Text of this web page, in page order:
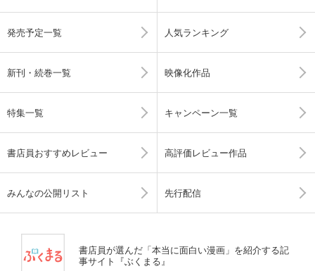
発売予定一覧 人気ランキング
新刊・続巻一覧 映像化作品
特集一覧 キャンペーン一覧
書店員おすすめレビュー 高評価レビュー作品
みんなの公開リスト 先行配信
書店員が選んだ「本当に面白い漫画」を紹介する記
事サイト『ぶくまる』